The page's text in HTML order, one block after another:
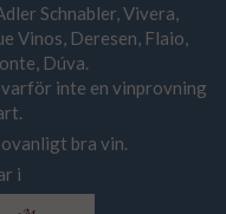
Schnabler, Vivera,
Vinos, Deresen, Flaio,
Dúva.
inte en vinprovning
bra vin.
i